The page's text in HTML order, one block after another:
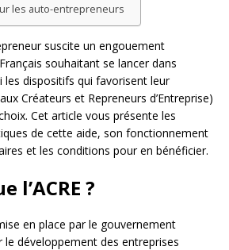
les auto-entrepreneurs
suscite un engouement
souhaitant se lancer dans
les dispositifs qui favorisent leur
Créateurs et Repreneurs d’Entreprise)
Cet article vous présente les
de cette aide, son fonctionnement
et les conditions pour en bénéficier.
l’ACRE ?
en place par le gouvernement
développement des entreprises